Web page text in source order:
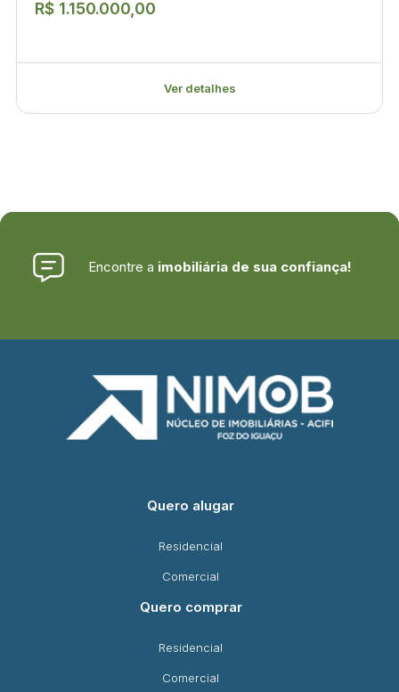
R$ 1.150.000,00
Ver detalhes
Encontre a imobiliária de sua confiança!
Quero alugar
Residencial
Comercial
Quero comprar
Residencial
Comercial